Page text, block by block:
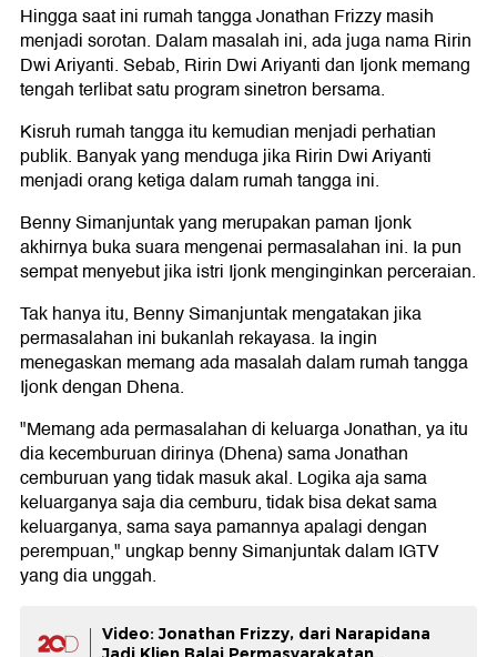
Hingga saat ini rumah tangga Jonathan Frizzy masih
menjadi sorotan. Dalam masalah ini, ada juga nama Ririn
Dwi Ariyanti. Sebab, Ririn Dwi Ariyanti dan Ijonk memang
tengah terlibat satu program sinetron bersama.
Kisruh rumah tangga itu kemudian menjadi perhatian
publik. Banyak yang menduga jika Ririn Dwi Ariyanti
menjadi orang ketiga dalam rumah tangga ini.
Benny Simanjuntak yang merupakan paman Ijonk
akhirnya buka suara mengenai permasalahan ini. Ia pun
sempat menyebut jika istri Ijonk menginginkan perceraian.
Tak hanya itu, Benny Simanjuntak mengatakan jika
permasalahan ini bukanlah rekayasa. Ia ingin
menegaskan memang ada masalah dalam rumah tangga
Ijonk dengan Dhena.
"Memang ada permasalahan di keluarga Jonathan, ya itu
dia kecemburuan dirinya (Dhena) sama Jonathan
cemburuan yang tidak masuk akal. Logika aja sama
keluarganya saja dia cemburu, tidak bisa dekat sama
keluarganya, sama saya pamannya apalagi dengan
perempuan," ungkap benny Simanjuntak dalam IGTV
yang dia unggah.
Video: Jonathan Frizzy, dari Narapidana